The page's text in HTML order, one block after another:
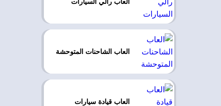
العاب الشاحنات المتوحشة
العاب قيادة سيارات